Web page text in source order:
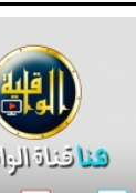
لهدم الخلافة 1442هـ